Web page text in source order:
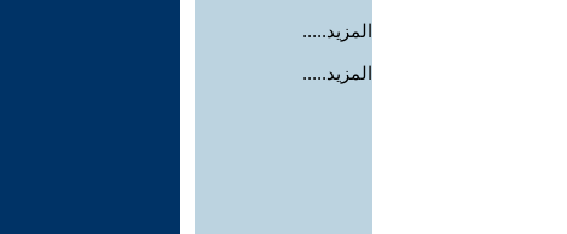
المزيد.....
المزيد.....